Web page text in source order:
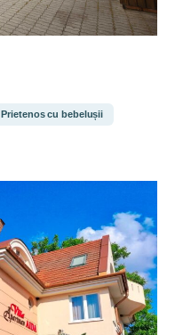
Prietenos cu bebelușii